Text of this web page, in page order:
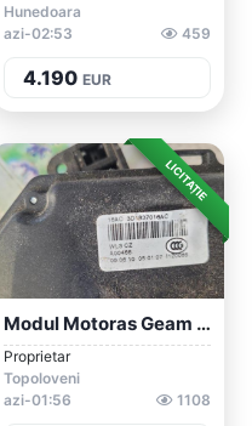
Hunedoara
azi-02:53
459
4.190 EUR
LICITAȚIE
Modul Motoras Geam Fata Stanga/dreapta S...
Proprietar
Topoloveni
azi-01:56
1108